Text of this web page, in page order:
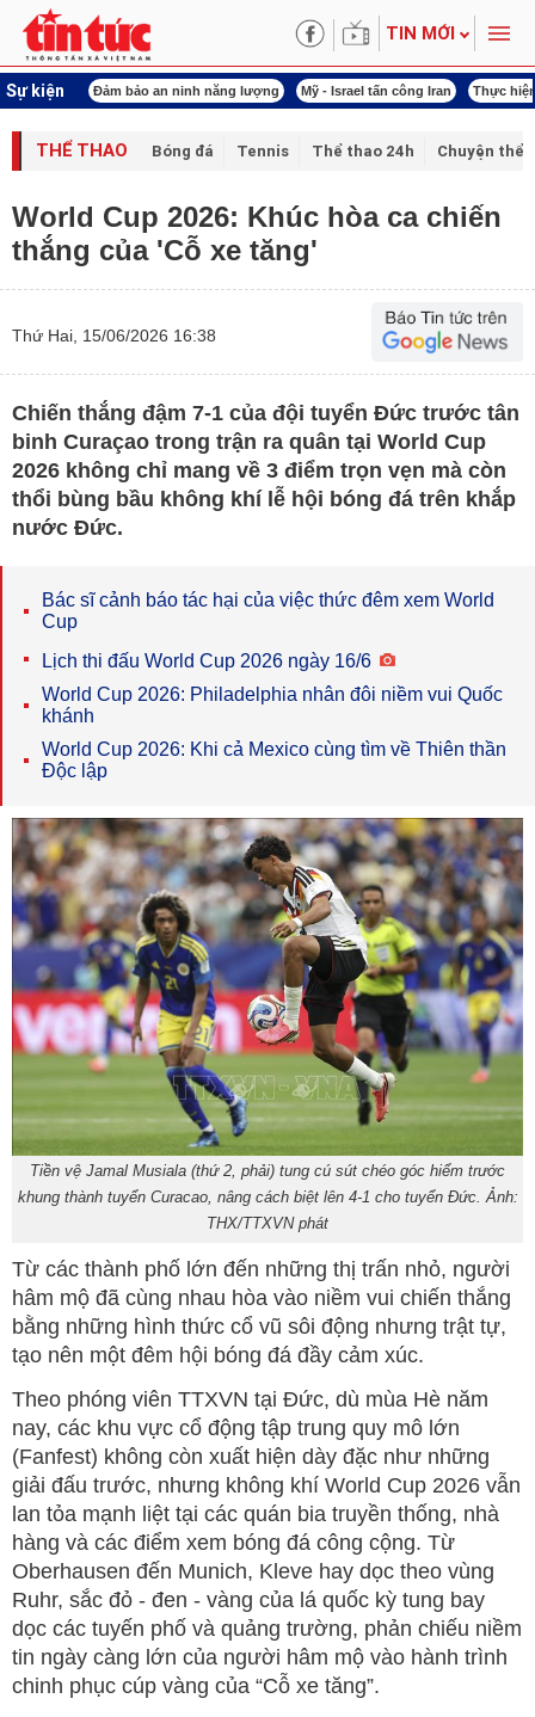
TIN MỚI
Sự kiện
khóa XVI Đảm bảo an ninh năng lượng Mỹ - Israel tấn công Iran Thực
THỂ THAO Bóng đá Tennis Thể thao 24h Chuyện thể
World Cup 2026: Khúc hòa ca chiến
thắng của 'Cỗ xe tăng'
Thứ Hai, 15/06/2026 16:38
Chiến thắng đậm 7-1 của đội tuyển Đức trước tân
binh Curaçao trong trận ra quân tại World Cup
2026 không chỉ mang về 3 điểm trọn vẹn mà còn
thổi bùng bầu không khí lễ hội bóng đá trên khắp
nước Đức.
Bác sĩ cảnh báo tác hại của việc thức đêm xem World
Cup
Lịch thi đấu World Cup 2026 ngày 16/6
World Cup 2026: Philadelphia nhân đôi niềm vui Quốc
khánh
World Cup 2026: Khi cả Mexico cùng tìm về Thiên thần
Độc lập
Tiền vệ Jamal Musiala (thứ 2, phải) tung cú sút chéo góc hiểm trước
khung thành tuyển Curacao, nâng cách biệt lên 4-1 cho tuyển Đức. Ảnh:
THX/TTXVN phát
Từ các thành phố lớn đến những thị trấn nhỏ, người
hâm mộ đã cùng nhau hòa vào niềm vui chiến thắng
bằng những hình thức cổ vũ sôi động nhưng trật tự,
tạo nên một đêm hội bóng đá đầy cảm xúc.
Theo phóng viên TTXVN tại Đức, dù mùa Hè năm
nay, các khu vực cổ động tập trung quy mô lớn
(Fanfest) không còn xuất hiện dày đặc như những
giải đấu trước, nhưng không khí World Cup 2026 vẫn
lan tỏa mạnh liệt tại các quán bia truyền thống, nhà
hàng và các điểm xem bóng đá công cộng. Từ
Oberhausen đến Munich, Kleve hay dọc theo vùng
Ruhr, sắc đỏ - đen - vàng của lá quốc kỳ tung bay
dọc các tuyến phố và quảng trường, phản chiếu niềm
tin ngày càng lớn của người hâm mộ vào hành trình
chinh phục cúp vàng của “Cỗ xe tăng”.